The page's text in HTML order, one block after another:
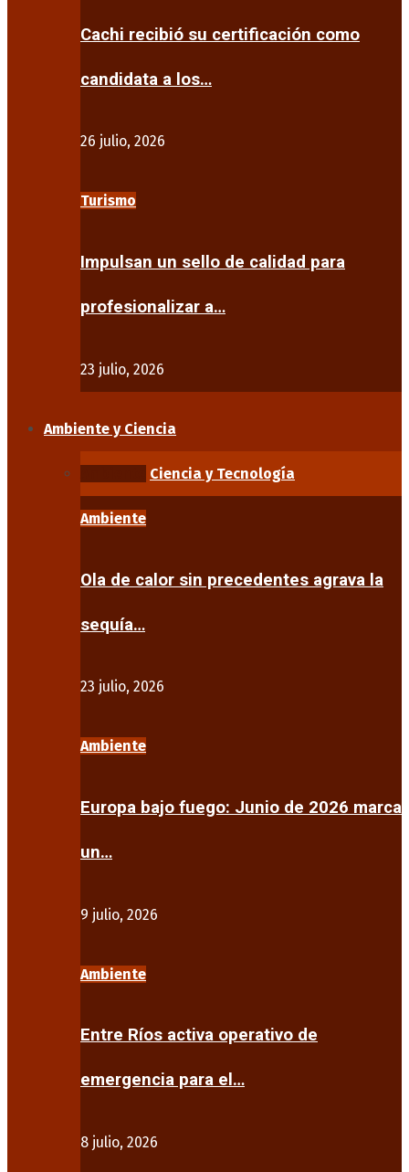
Cachi recibió su certificación como
candidata a los…
26 julio, 2026
Turismo
Impulsan un sello de calidad para
profesionalizar a…
23 julio, 2026
Ambiente y Ciencia
Ciencia y Tecnología
Ambiente
Ola de calor sin precedentes agrava la
sequía…
23 julio, 2026
Ambiente
Europa bajo fuego: Junio de 2026 marca
un…
9 julio, 2026
Ambiente
Entre Ríos activa operativo de
emergencia para el…
8 julio, 2026